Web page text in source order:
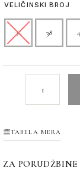
VELIČINSKI BROJ
36 38
TABELA MERA
ZA